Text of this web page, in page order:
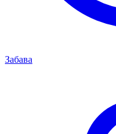
Забава